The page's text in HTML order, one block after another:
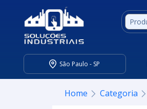
São Paulo - SP
Home Categoria